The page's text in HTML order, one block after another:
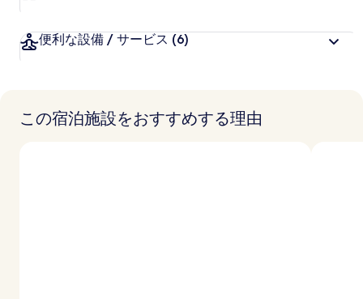
便利な設備 / サービス (6)
この宿泊施設をおすすめする理由